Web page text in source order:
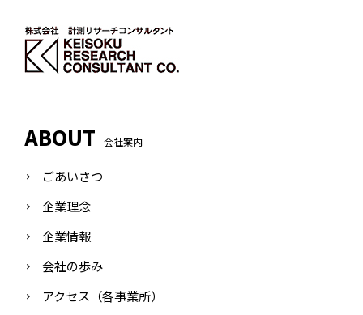
ABOUT 会社案内
ごあいさつ
企業理念
企業情報
会社の歩み
アクセス（各事業所）